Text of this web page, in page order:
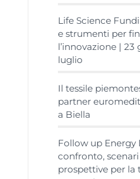
Life Science
e strumenti per
l’innovazione | 23
luglio
Il tessile
partner
a Biella
Follow up Energy
confronto,
prospettive per la